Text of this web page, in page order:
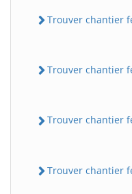
Trouver chantier
Trouver chantier
Trouver chantier
Trouver chantier